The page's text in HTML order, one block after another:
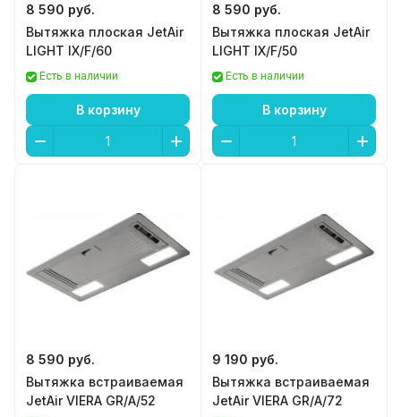
8 590 руб.
Вытяжка плоская JetAir
LIGHT IX/F/60
Есть в наличии
В корзину
8 590 руб.
Вытяжка плоская JetAir
LIGHT IX/F/50
Есть в наличии
В корзину
8 590 руб.
Вытяжка встраиваемая
JetAir VIERA GR/A/52
9 190 руб.
Вытяжка встраиваемая
JetAir VIERA GR/A/72